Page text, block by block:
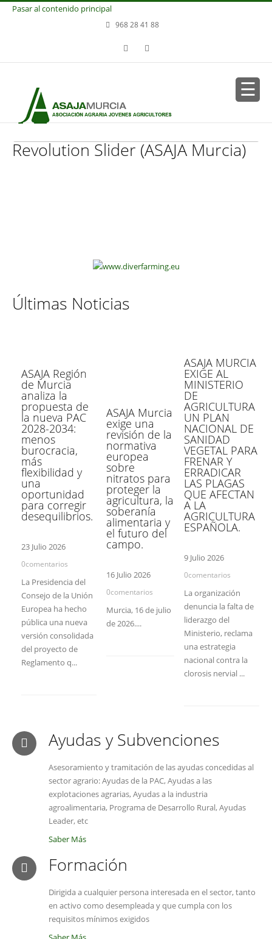
Pasar al contenido principal
968 28 41 88
Revolution Slider (ASAJA Murcia)
Últimas Noticias
ASAJA Región
de Murcia
analiza la
propuesta de
la nueva PAC
2028-2034:
menos
burocracia,
más
flexibilidad y
una
oportunidad
para corregir
desequilibrios.
23 Julio 2026
0comentarios
La Presidencia del
Consejo de la Unión
Europea ha hecho
pública una nueva
versión consolidada
del proyecto de
Reglamento q...
ASAJA Murcia
exige una
revisión de la
normativa
europea
sobre
nitratos para
proteger la
agricultura, la
soberanía
alimentaria y
el futuro del
campo.
16 Julio 2026
0comentarios
Murcia, 16 de julio
de 2026....
ASAJA MURCIA
EXIGE AL
MINISTERIO
DE
AGRICULTURA
UN PLAN
NACIONAL DE
SANIDAD
VEGETAL PARA
FRENAR Y
ERRADICAR
LAS PLAGAS
QUE AFECTAN
A LA
AGRICULTURA
ESPAÑOLA.
9 Julio 2026
0comentarios
La organización
denuncia la falta de
liderazgo del
Ministerio, reclama
una estrategia
nacional contra la
clorosis nervial ...
Ayudas y Subvenciones
Asesoramiento y tramitación de las ayudas concedidas al
sector agrario: Ayudas de la PAC, Ayudas a las
explotaciones agrarias, Ayudas a la industria
agroalimentaria, Programa de Desarrollo Rural, Ayudas
Leader, etc
Saber Más
Formación
Dirigida a cualquier persona interesada en el sector, tanto
en activo como desempleada y que cumpla con los
requisitos mínimos exigidos